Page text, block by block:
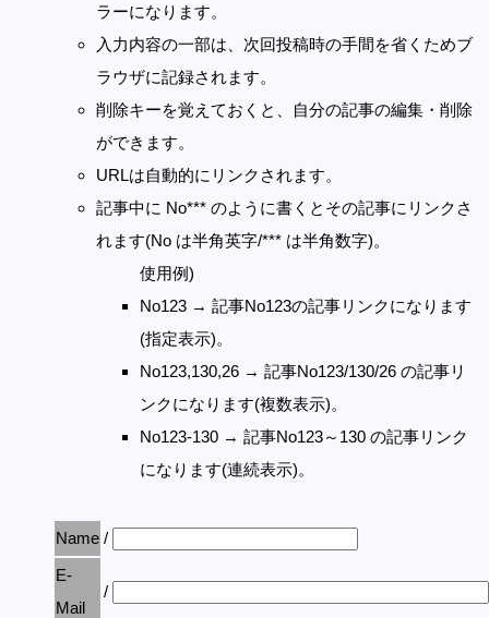
ラーになります。
入力内容の一部は、次回投稿時の手間を省くためブ
ラウザに記録されます。
削除キーを覚えておくと、自分の記事の編集・削除
ができます。
URLは自動的にリンクされます。
記事中に No*** のように書くとその記事にリンクさ
れます(No は半角英字/*** は半角数字)。
使用例)
No123 → 記事No123の記事リンクになります
(指定表示)。
No123,130,26 → 記事No123/130/26 の記事リ
ンクになります(複数表示)。
No123-130 → 記事No123～130 の記事リンク
になります(連続表示)。
Name /
E-
Mail
/